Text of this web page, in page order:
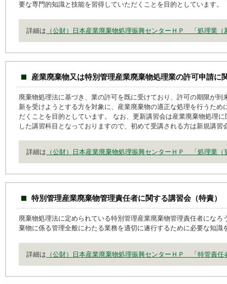
要な専門的知識と技能を習得していただくことを目的としています。
詳細は （公財）日本産業廃棄物処理振興センターＨＰ 「処理業（
産業廃棄物又は特別管理産業廃棄物処理業の許可申請に
廃棄物処理法に基づき、業の許可を既に受けており、許可の期限が
新を受けようとする方を対象に、産業廃棄物の適正な処理を行うた
だくことを目的としています。 なお、更新講習会は産業廃棄物処理
した講習科目となっておりますので、初めて受講される方は新規講習
詳細は （公財）日本産業廃棄物処理振興センターＨＰ 「処理業（
特別管理産業廃棄物管理責任者に関する講習会（特責）
廃棄物処理法に定められている特別管理産業廃棄物管理責任者にな
棄物に係る管理全般にわたる業務を適切に遂行するために必要な知識
詳細は （公財）日本産業廃棄物処理振興センターＨＰ 「特管責任